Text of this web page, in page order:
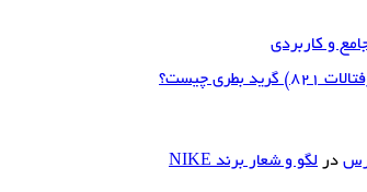
و کاربردی
در لگو و شعار برند NIKE